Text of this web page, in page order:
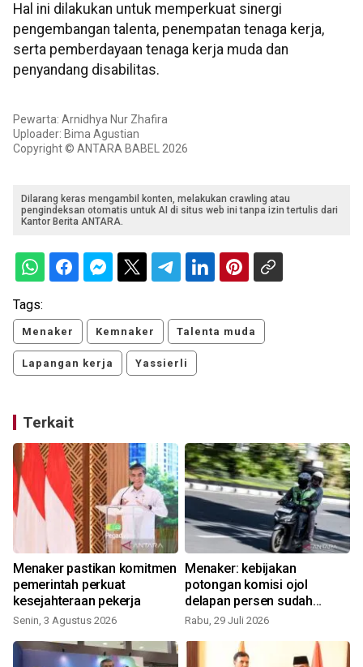
Hal ini dilakukan untuk memperkuat sinergi
pengembangan talenta, penempatan tenaga kerja,
serta pemberdayaan tenaga kerja muda dan
penyandang disabilitas.
Pewarta: Arnidhya Nur Zhafira
Uploader: Bima Agustian
Copyright © ANTARA BABEL 2026
Dilarang keras mengambil konten, melakukan crawling atau
pengindeksan otomatis untuk AI di situs web ini tanpa izin tertulis dari
Kantor Berita ANTARA.
Tags:
Menaker Kemnaker Talenta muda
Lapangan kerja Yassierli
Terkait
Menaker pastikan komitmen
pemerintah perkuat
kesejahteraan pekerja
Senin, 3 Agustus 2026
Menaker: kebijakan
potongan komisi ojol
delapan persen sudah
berjalan
Rabu, 29 Juli 2026